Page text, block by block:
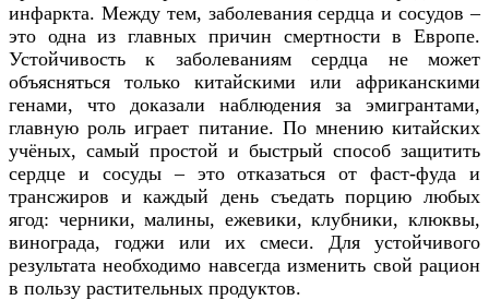
инфаркта. Между тем, заболевания сердца и сосудов –
это одна из главных причин смертности в Европе.
Устойчивость к заболеваниям сердца не может
объясняться только китайскими или африканскими
генами, что доказали наблюдения за эмигрантами,
главную роль играет питание. По мнению китайских
учёных, самый простой и быстрый способ защитить
сердце и сосуды – это отказаться от фаст-фуда и
трансжиров и каждый день съедать порцию любых
ягод: черники, малины, ежевики, клубники, клюквы,
винограда, годжи или их смеси. Для устойчивого
результата необходимо навсегда изменить свой рацион
в пользу растительных продуктов.